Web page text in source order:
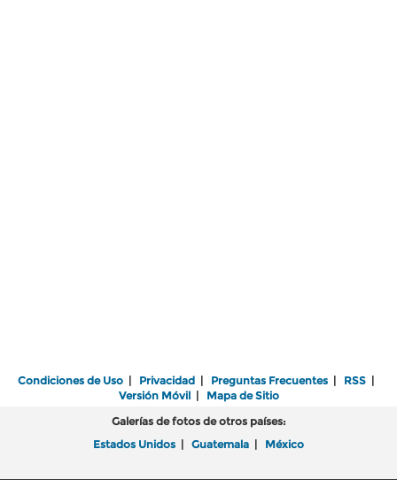
Condiciones de Uso | Privacidad | Preguntas Frecuentes | RSS |
Versión Móvil| Mapa de Sitio
Galerías de fotos de otros países:
Estados Unidos | Guatemala | México